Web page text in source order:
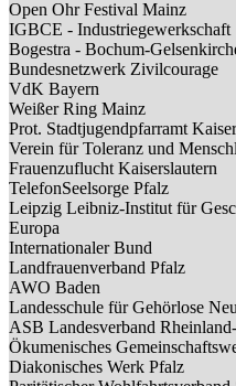
Open Ohr Festival Mainz
IGBCE - Industriegewerkschaft
Bogestra - Bochum-
Bundesnetzwerk Zivilcourage
VdK Bayern
Weißer Ring Mainz
Prot. Stadtjugendpfarramt
Verein für Toleranz und
Frauenzuflucht Kaiserslautern
TelefonSeelsorge Pfalz
Leipzig Leibniz-Institut für
Europa
Internationaler Bund
Landfrauenverband Pfalz
AWO Baden
Landesschule für Gehörlose
ASB Landesverband
Ökumenisches
Diakonisches Werk Pfalz